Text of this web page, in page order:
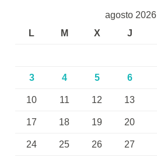
agosto 2026
L
M X J
3 4 5 6
10 11 12 13
17 18 19 20
24 25 26 27